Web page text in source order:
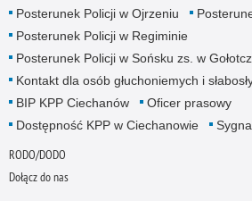
Posterunek Policji w Ojrzeniu
Posterunek Policji w Regiminie
Posterunek Policji w Sońsku zs. w
Kontakt dla osób głuchoniemych i
BIP KPP Ciechanów
Oficer prasowy
Dostępność KPP w Ciechanowie
RODO/DODO
Dołącz do nas